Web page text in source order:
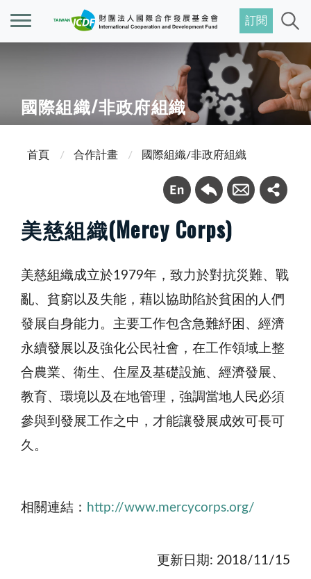
訂閱
國際組織/非政府組織
首頁 合作計畫 國際組織/非政府組織
美慈組織(Mercy Corps)
美慈組織成立於1979年，致力於對抗災難、戰
亂、貧窮以及失能，藉以協助陷於貧困的人們
發展自身能力。主要工作包含急難紓困、經濟
永續發展以及強化公民社會，在工作領域上整
合農業、衛生、住屋及基礎設施、經濟發展、
教育、環境以及在地管理，強調當地人民必須
參與到發展工作之中，才能讓發展成效可長可
久。
相關連結： http://www.mercycorps.org/
更新日期: 2018/11/15